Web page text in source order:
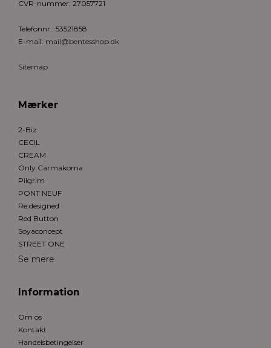
CVR-nummer: 27057721
Telefonnr.: 53521858
E-mail: mail@bentesshop.dk
Sitemap
Mærker
2-Biz
CECIL
CREAM
Only Carmakoma
Pilgrim
PONT NEUF
Re:designed
Red Button
Soyaconcept
STREET ONE
Se mere
Information
Om os
Kontakt
Handelsbetingelser